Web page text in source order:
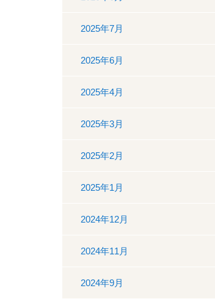
2025年7月
2025年6月
2025年4月
2025年3月
2025年2月
2025年1月
2024年12月
2024年11月
2024年9月